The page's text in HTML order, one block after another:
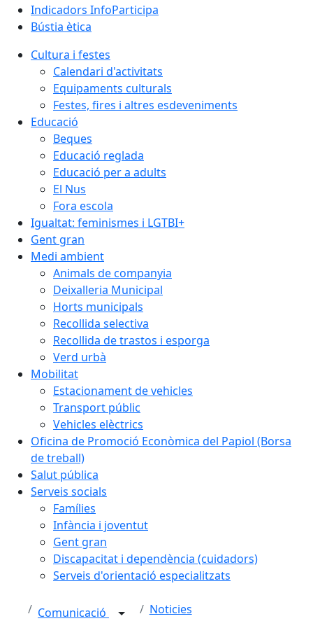
Indicadors InfoParticipa
Bústia ètica
Cultura i festes
Calendari d'activitats
Equipaments culturals
Festes, fires i altres esdeveniments
Educació
Beques
Educació reglada
Educació per a adults
El Nus
Fora escola
Igualtat: feminismes i LGTBI+
Gent gran
Medi ambient
Animals de companyia
Deixalleria Municipal
Horts municipals
Recollida selectiva
Recollida de trastos i esporga
Verd urbà
Mobilitat
Estacionament de vehicles
Transport públic
Vehicles elèctrics
Oficina de Promoció Econòmica del Papiol (Borsa
de treball)
Salut pública
Serveis socials
Famílies
Infància i joventut
Gent gran
Discapacitat i dependència (cuidadors)
Serveis d'orientació especialitzats
Comunicació Noticies